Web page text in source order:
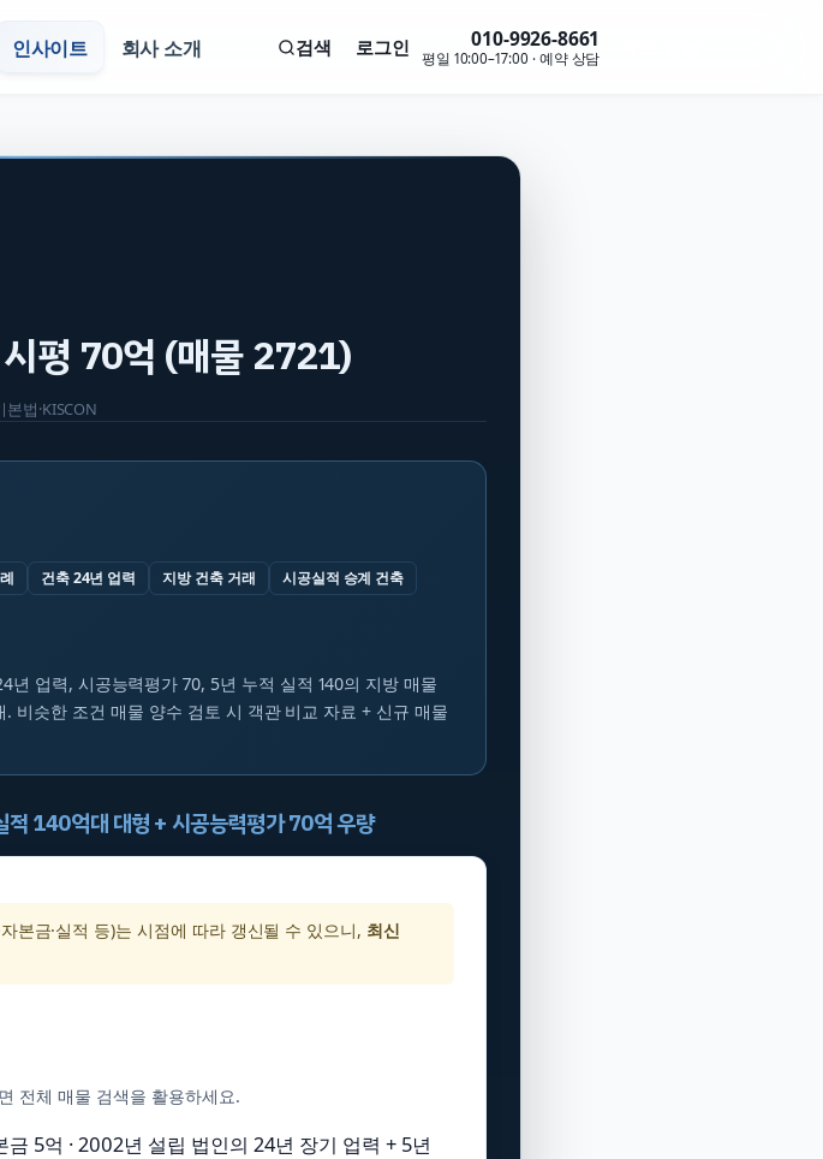
검색 로그인 010-9926-8661
평일 10:00–17:00 · 예약 상담
인사이트 회사 소개
평 70억 (매물 2721)
법·KISCON
건축 24년 업력 지방 건축 거래
시공실적 승계 건축
업력, 시공능력평가 70, 5년 누적 실적 140의 지방 매물
비슷한 조건 매물 양수 검토 시 객관 비교 자료 + 신규 매물
140억대 대형 + 시공능력평가 70억 우량
본금·실적 등)는 시점에 따라 갱신될 수 있으니, 최신
전체 매물 검색을 활용하세요.
5억 · 2002년 설립 법인의 24년 장기 업력 + 5년